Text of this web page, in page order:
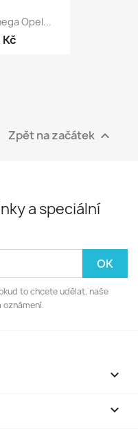
Opel...
Zpět na začátek 
a speciální
to chcete udělat, naše

